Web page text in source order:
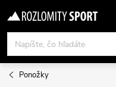
na
obsah
Ponožky